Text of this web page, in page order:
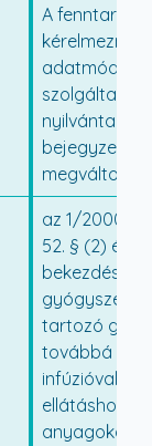
A fenntartó
kérelmezni az
szolgáltatói
bejegyzett
az 1/2000.
52. § (2) és a
bekezdés
tartozó
továbbá az
infúzióval
ellátáshoz
anyagokat,